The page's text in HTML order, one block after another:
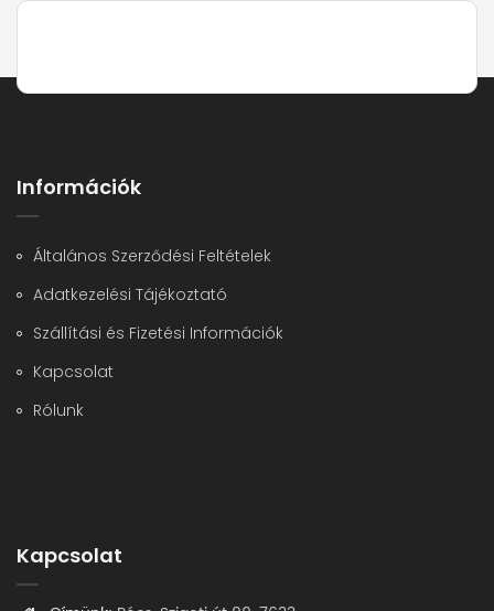
Információk
Általános Szerződési Feltételek
Adatkezelési Tájékoztató
Szállítási és Fizetési Információk
Kapcsolat
Rólunk
Kapcsolat